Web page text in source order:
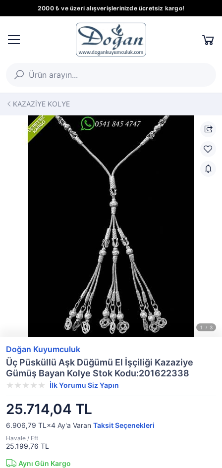
2000 ₺ ve üzeri alışverişlerinizde ücretsiz kargo!
KAZAZİYE KOLYE
Doğan Kuyumculuk
Üç Püsküllü Aşk Düğümü El İşçiliği Kazaziye
Gümüş Bayan Kolye Stok Kodu:201622338
İlk Yorumu Siz Yapın
25.714,04 TL
6.906,79 TL×4 Ay'a Varan Taksit Seçenekleri
Havale / Eft
25.199,76 TL
Aynı Gün Kargo